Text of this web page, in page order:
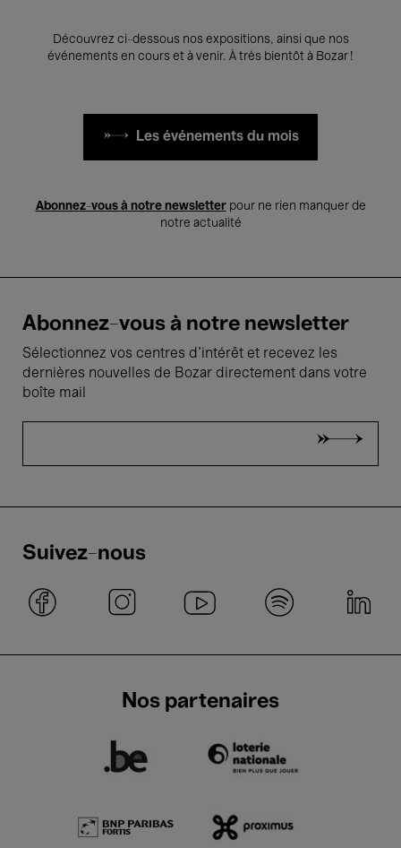
Découvrez ci-dessous nos expositions, ainsi que nos
événements en cours et à venir. À très bientôt à Bozar !
Les événements du mois
Abonnez-vous à notre newsletterpour ne rien manquer de
notre actualité
Abonnez-vous à notre newsletter
Sélectionnez vos centres d'intérêt et recevez les
dernières nouvelles de Bozar directement dans votre
boîte mail
Suivez-nous
Nos partenaires